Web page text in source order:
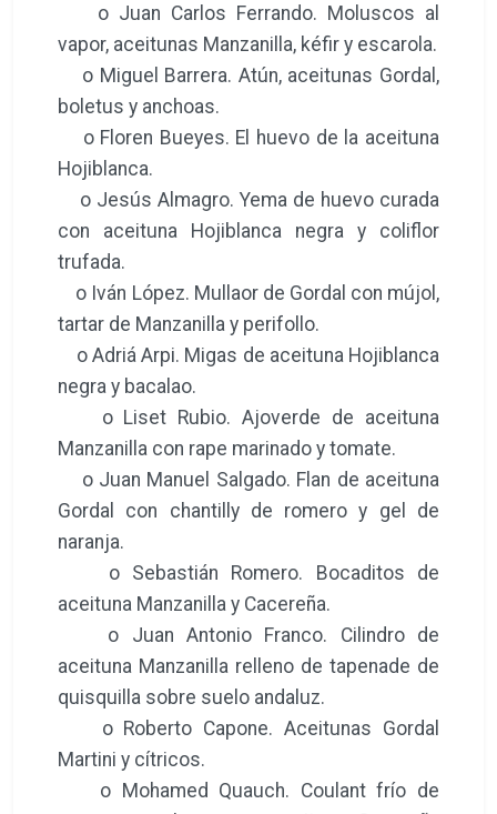
o Juan Carlos Ferrando. Moluscos al
vapor, aceitunas Manzanilla, kéfir y escarola.
o Miguel Barrera. Atún, aceitunas Gordal,
boletus y anchoas.
o Floren Bueyes. El huevo de la aceituna
Hojiblanca.
o Jesús Almagro. Yema de huevo curada
con aceituna Hojiblanca negra y coliflor
trufada.
o Iván López. Mullaor de Gordal con mújol,
tartar de Manzanilla y perifollo.
o Adriá Arpi. Migas de aceituna Hojiblanca
negra y bacalao.
o Liset Rubio. Ajoverde de aceituna
Manzanilla con rape marinado y tomate.
o Juan Manuel Salgado. Flan de aceituna
Gordal con chantilly de romero y gel de
naranja.
o Sebastián Romero. Bocaditos de
aceituna Manzanilla y Cacereña.
o Juan Antonio Franco. Cilindro de
aceituna Manzanilla relleno de tapenade de
quisquilla sobre suelo andaluz.
o Roberto Capone. Aceitunas Gordal
Martini y cítricos.
o Mohamed Quauch. Coulant frío de